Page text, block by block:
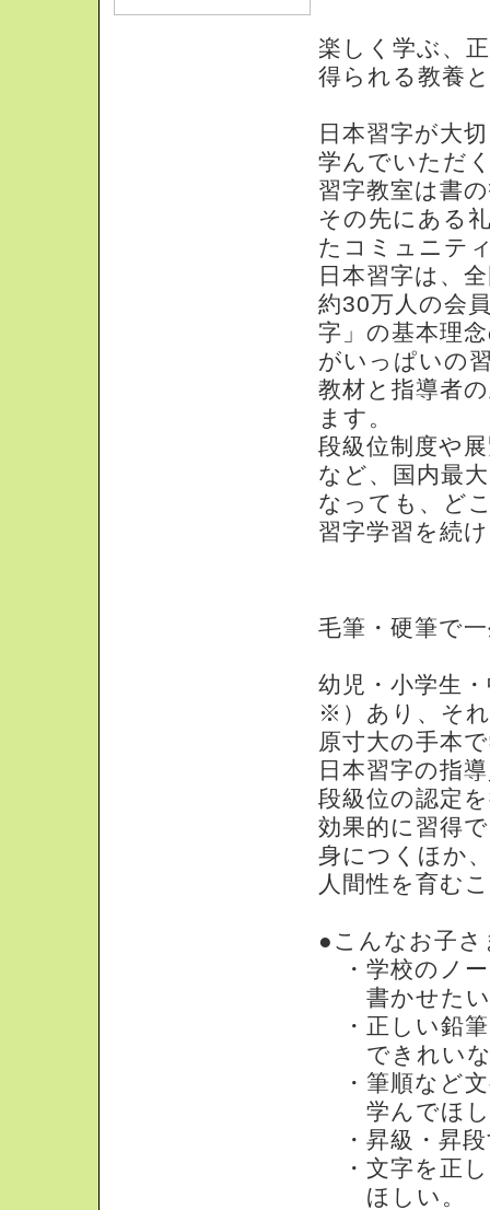
楽しく学ぶ、
得られる教養
日本習字が大
学んでいただ
習字教室は書
その先にある
たコミュニテ
日本習字は、
約30万人の会
字」の基本理
がいっぱいの
教材と指導者
ます。
段級位制度や
など、国内最
なっても、ど
習字学習を続
毛筆・硬筆で
幼児・小学生
※）あり、そ
原寸大の手本
日本習字の指
段級位の認定
効果的に習得
身につくほか
人間性を育む
●こんなお子
・学校のノー
書かせたい
・正しい鉛筆
できれいな
・筆順など
学んでほし
・昇級・昇
・文字を正
ほしい。